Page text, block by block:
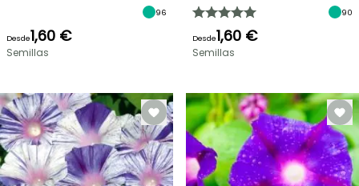
OFERTA
RELÁMPAGO
¡HASTA
UN
30
96
Desde1,60 €
Semillas
90
Desde1,60 €
Semillas